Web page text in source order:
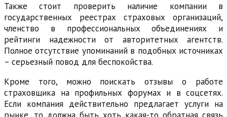
Также стоит проверить наличие компании в
государственных реестрах страховых организаций,
членство в профессиональных объединениях и
рейтинги надежности от авторитетных агентств.
Полное отсутствие упоминаний в подобных источниках
– серьезный повод для беспокойства.
Кроме того, можно поискать отзывы о работе
страховщика на профильных форумах и в соцсетях.
Если компания действительно предлагает услуги на